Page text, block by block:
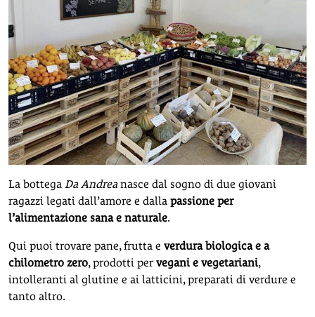
La bottega Da Andrea nasce dal sogno di due giovani
ragazzi legati dall’amore e dalla passione per
l’alimentazione sana e naturale.
Qui puoi trovare pane, frutta e verdura biologica e a
chilometro zero, prodotti pervegani e vegetariani,
intolleranti al glutine e ai latticini, preparati di verdure e
tanto altro.